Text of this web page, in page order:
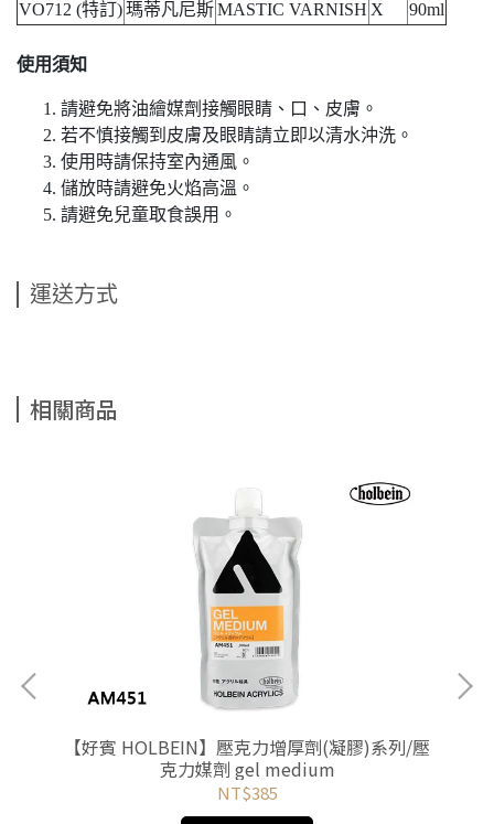
VO712 (特訂)瑪蒂凡尼斯MASTIC VARNISH X 90ml
使用須知
請避免將油繪媒劑接觸眼睛、口、皮膚。
若不慎接觸到皮膚及眼睛請立即以清水沖洗。
使用時請保持室內通風。
儲放時請避免火焰高溫。
請避免兒童取食誤用。
運送方式
相關商品
【好賓 HOLBEIN】壓克力增厚劑(凝膠)系列/壓
克力媒劑 gel medium
NT$385